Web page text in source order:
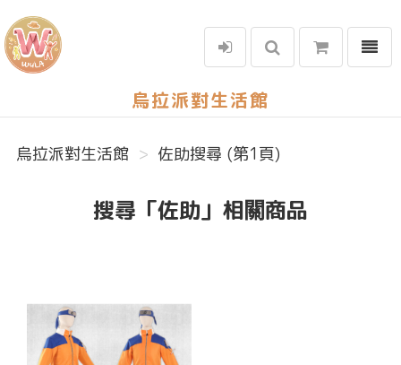
烏拉派對生活館
選單
烏拉派對生活館 佐助搜尋 (第1頁)
搜尋「佐助」相關商品